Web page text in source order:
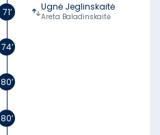
71’ Ugnė Jeglinskaitė
Areta Baladinskaitė
74’
80’
80’